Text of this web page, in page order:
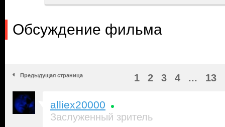
Обсуждение фильма
Предыдущая страница 1 2 3 4 ... 13
alliex20000
Заслуженный зритель